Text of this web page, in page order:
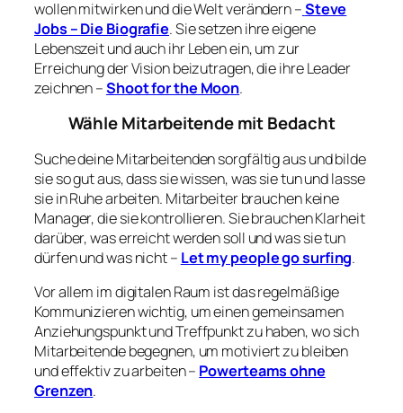
wollen mitwirken und die Welt verändern –Steve
Jobs – Die Biografie. Sie setzen ihre eigene
Lebenszeit und auch ihr Leben ein, um zur
Erreichung der Vision beizutragen, die ihre Leader
zeichnen –Shoot for the Moon.
Wähle Mitarbeitende mit Bedacht
Suche deine Mitarbeitenden sorgfältig aus und bilde
sie so gut aus, dass sie wissen, was sie tun und lasse
sie in Ruhe arbeiten. Mitarbeiter brauchen keine
Manager, die sie kontrollieren. Sie brauchen Klarheit
darüber, was erreicht werden soll und was sie tun
dürfen und was nicht – Let my people go surfing.
Vor allem im digitalen Raum ist das regelmäßige
Kommunizieren wichtig, um einen gemeinsamen
Anziehungspunkt und Treffpunkt zu haben, wo sich
Mitarbeitende begegnen, um motiviert zu bleiben
und effektiv zu arbeiten – Powerteams ohne
Grenzen.